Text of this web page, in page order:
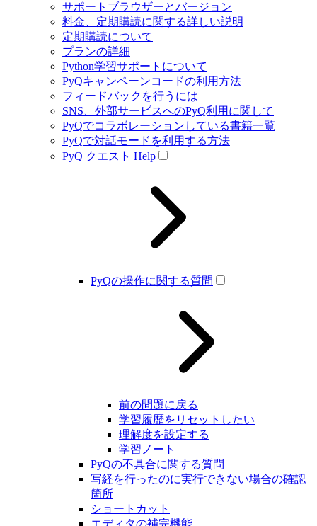
サポートブラウザーとバージョン
料金、定期購読に関する詳しい説明
定期購読について
プランの詳細
Python学習サポートについて
PyQキャンペーンコードの利用方法
フィードバックを行うには
SNS、外部サービスへのPyQ利用に関して
PyQでコラボレーションしている書籍一覧
PyQで対話モードを利用する方法
PyQ クエスト Help
PyQの操作に関する質問
前の問題に戻る
学習履歴をリセットしたい
理解度を設定する
学習ノート
PyQの不具合に関する質問
写経を行ったのに実行できない場合の確認
箇所
ショートカット
エディタの補完機能